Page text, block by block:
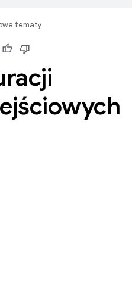
tematy